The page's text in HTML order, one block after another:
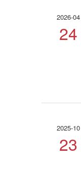
2026-04
24
2025-10
23